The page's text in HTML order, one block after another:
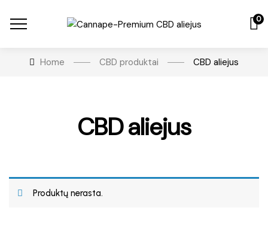
0
Home CBD produktai CBD aliejus
CBD aliejus
Produktų nerasta.